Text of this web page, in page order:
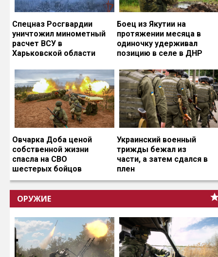
Спецназ Росгвардии
уничтожил минометный
расчет ВСУ в
Харьковской области
Боец из Якутии на
протяжении месяца в
одиночку удерживал
позицию в селе в ДНР
Овчарка Доба ценой
собственной жизни
спасла на СВО
шестерых бойцов
Украинский военный
трижды бежал из
части, а затем сдался в
плен
ОРУЖИЕ